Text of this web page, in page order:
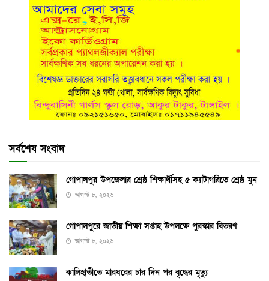
সর্বশেষ সংবাদ
গোপালপুর উপজেলার শ্রেষ্ঠ শিক্ষার্থীসহ ৫ ক্যাটাগরিতে শ্রেষ্ঠ মুন
আগস্ট ৮, ২০২৬
গোপালপুরে জাতীয় শিক্ষা সপ্তাহ উপলক্ষে পুরস্কার বিতরণ
আগস্ট ৮, ২০২৬
কালিহাতীতে মারধরের চার দিন পর বৃদ্ধের মৃত্যু